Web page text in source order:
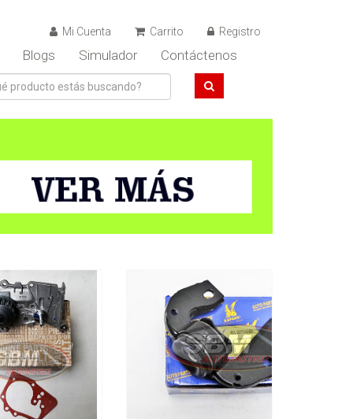
Mi Cuenta Carrito Registro
Blogs Simulador Contáctenos
ORIGINAL
Ver Detalles
al carrito
KAPARS
Ver Detalles
Agregar al carrito